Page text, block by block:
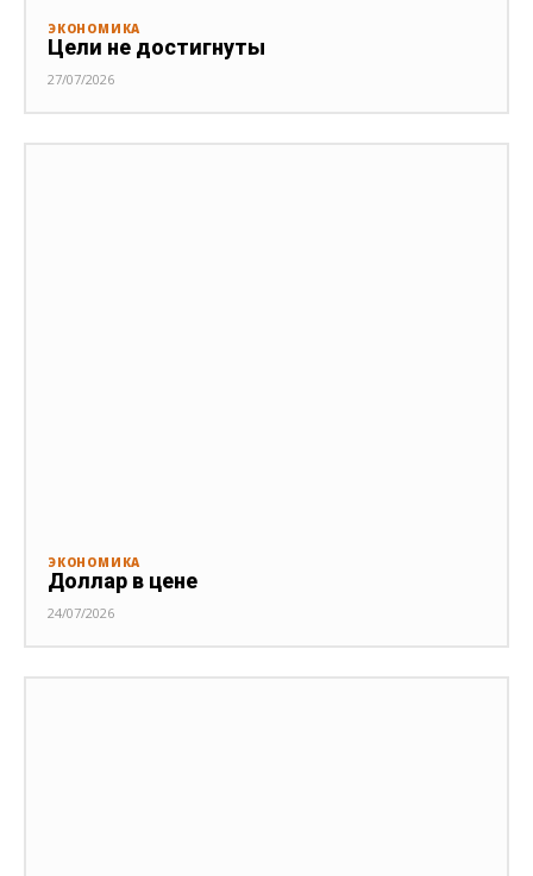
ЭКОНОМИКА
Цели не достигнуты
27/07/2026
ЭКОНОМИКА
Доллар в цене
24/07/2026